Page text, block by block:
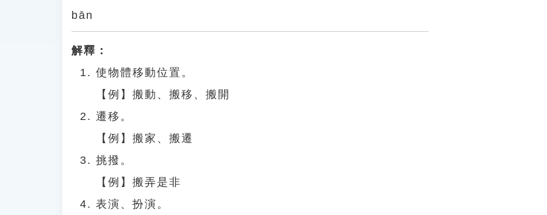
bān
解釋：
使物體移動位置。
【例】搬動、搬移、搬開
遷移。
【例】搬家、搬遷
挑撥。
【例】搬弄是非
表演、扮演。